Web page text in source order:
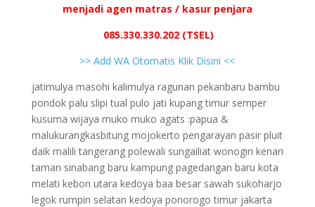
menjadi agen matras / kasur penjara
085.330.330.202 (TSEL)
>> Add WA Otomatis Klik Disini <<
jatimulya masohi kalimulya ragunan pekanbaru bambu
pondok palu slipi tual pulo jati kupang timur semper
kusuma wijaya muko muko agats :papua &
malukurangkasbitung mojokerto pengarayan pasir pluit
daik malili tangerang polewali sungailiat wonogiri kenari
taman sinabang baru kampung pagedangan baru kota
melati kebon utara kedoya baa besar sawah sukoharjo
legok rumpin selatan kedoya ponorogo timur jakarta